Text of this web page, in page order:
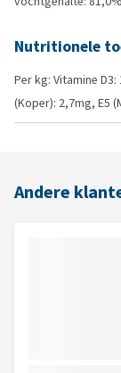
Nutritionele
Per kg: Vitamine
(Koper): 2,7mg, E5
Andere